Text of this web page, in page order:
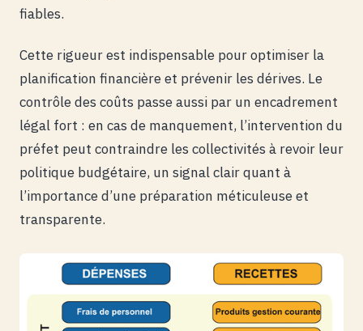
fiables.
Cette rigueur est indispensable pour optimiser la
planification financière et prévenir les dérives. Le
contrôle des coûts passe aussi par un encadrement
légal fort : en cas de manquement, l’intervention du
préfet peut contraindre les collectivités à revoir leur
politique budgétaire, un signal clair quant à
l’importance d’une préparation méticuleuse et
transparente.